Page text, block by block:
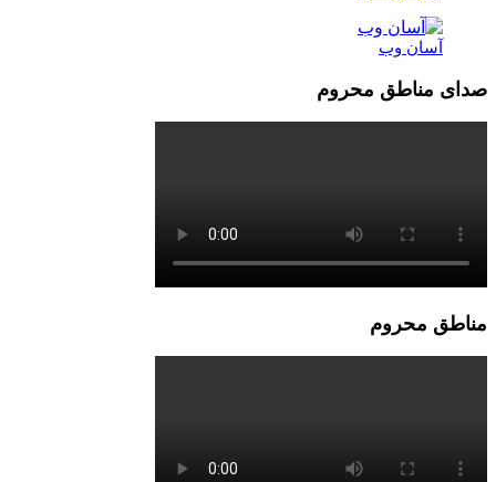
آسان وب
صدای مناطق محروم
مناطق محروم